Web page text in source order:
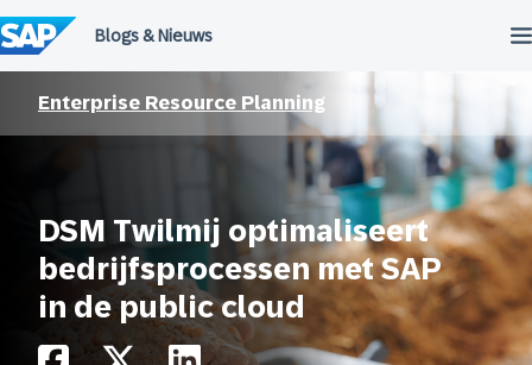
naar
de
inhoud
Enterprise Resource Planning
DSM Twilmij optimaliseert
bedrijfsprocessen met SAP
in de public cloud